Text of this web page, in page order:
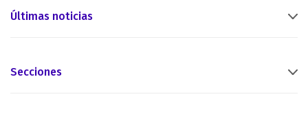
Últimas noticias
Secciones